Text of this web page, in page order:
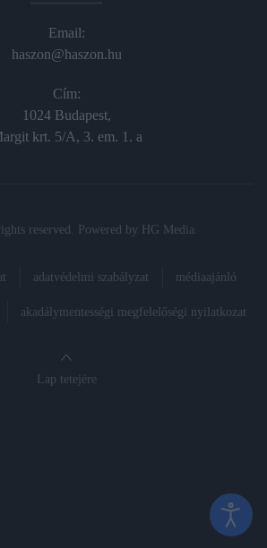
Email:
haszon@haszon.hu
Cím:
1024 Budapest,
krt. 5/A, 3. em. 1. a
reserved. Powered by HG Media
adatvédelmi szabályzat médiaajánló
akadálymentességi megfelelőségi nyilatkozat
Lap tetejére